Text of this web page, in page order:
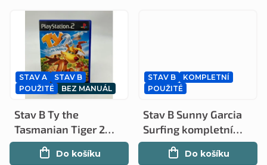
ů
STAV A
STAV B
POUŽITÉ
BEZ MANUÁL
Stav B Ty the
Tasmanian Tiger 2
(PS2)
Do košíku
STAV B
KOMPLETNÍ
POUŽITÉ
Stav B Sunny Garcia
Surfing kompletní
(PS2)
Do košíku